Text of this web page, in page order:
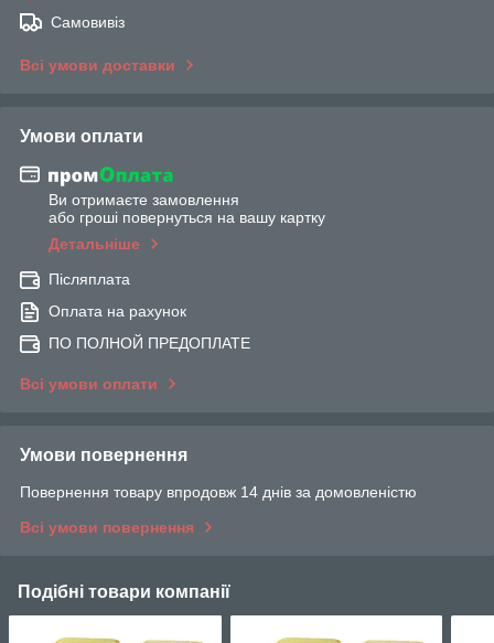
Самовивіз
Всі умови доставки
Умови оплати
Ви отримаєте замовлення
або гроші повернуться на вашу картку
Детальніше
Післяплата
Оплата на рахунок
ПО ПОЛНОЙ ПРЕДОПЛАТЕ
Всі умови оплати
Умови повернення
Повернення товару впродовж 14 днів за домовленістю
Всі умови повернення
Подібні товари компанії